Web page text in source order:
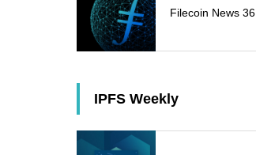
Filecoin News 36
IPFS Weekly